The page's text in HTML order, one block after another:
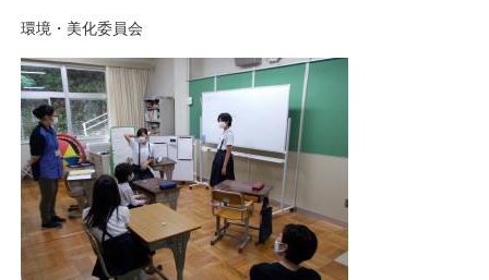
環境・美化委員会